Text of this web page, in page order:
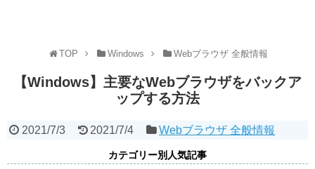
TOP Windows Webブラウザ 全般情報
【Windows】主要なWebブラウザをバックア
ップする方法
2021/7/3 2021/7/4 Webブラウザ 全般情報
カテゴリー別人気記事